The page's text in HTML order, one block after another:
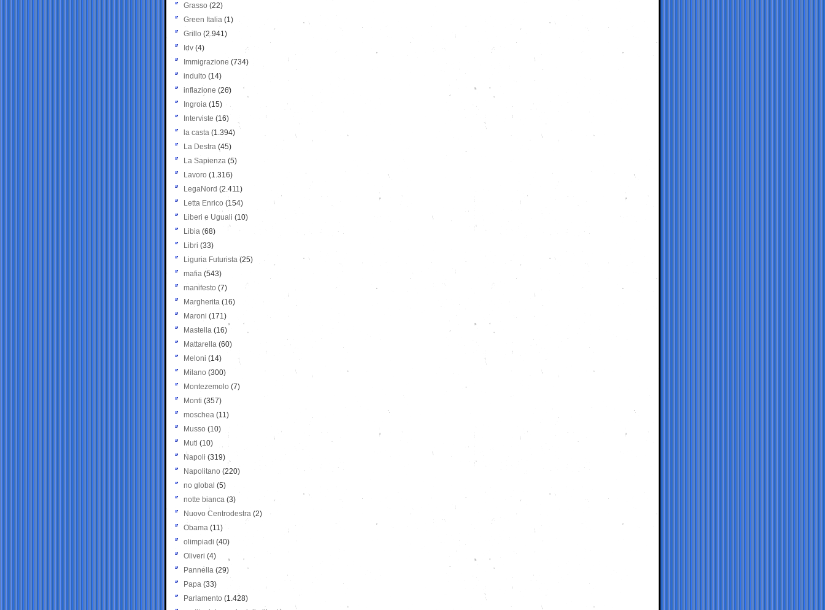
Grasso (22)
Green Italia (1)
Grillo (2.941)
Idv (4)
Immigrazione (734)
indulto (14)
inflazione (26)
Ingroia (15)
Interviste (16)
la casta (1.394)
La Destra (45)
La Sapienza (5)
Lavoro (1.316)
LegaNord (2.411)
Letta Enrico (154)
Liberi e Uguali (10)
Libia (68)
Libri (33)
Liguria Futurista (25)
mafia (543)
manifesto (7)
Margherita (16)
Maroni (171)
Mastella (16)
Mattarella (60)
Meloni (14)
Milano (300)
Montezemolo (7)
Monti (357)
moschea (11)
Musso (10)
Muti (10)
Napoli (319)
Napolitano (220)
no global (5)
notte bianca (3)
Nuovo Centrodestra (2)
Obama (11)
olimpiadi (40)
Oliveri (4)
Pannella (29)
Papa (33)
Parlamento (1.428)